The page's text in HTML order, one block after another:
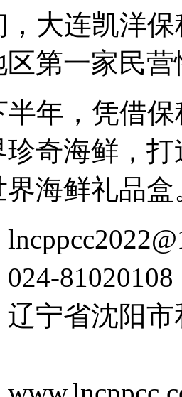
，大连凯洋
区第一家民
半年，凭借
奇海鲜，
海鲜礼品盒
81020108
宁省沈阳